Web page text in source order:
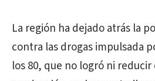
La región ha dejado atrás la
contra las drogas impulsada
los 80, que no logró ni